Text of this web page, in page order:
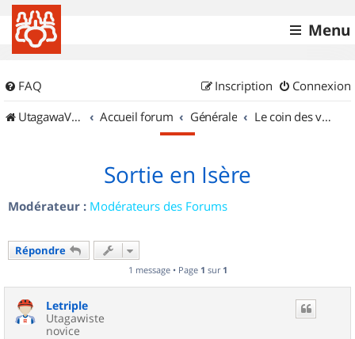
Menu
FAQ Connexion
Inscription
UtagawaVTT (Randos VTT et VTTAE avec traces GPS)
Accueil forum Générale Le coin des vidéastes
Sortie en Isère
Modérateur : Modérateurs des Forums
Répondre
1 message • Page 1 sur 1
Letriple
Utagawiste
novice